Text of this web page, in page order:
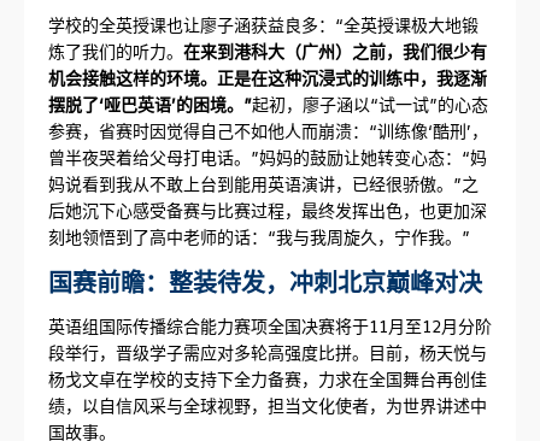
学校的全英授课也让廖子涵获益良多：“全英授课极大地锻
炼了我们的听力。 在来到港科大（广州）之前，我们很少有
机会接触这样的环境。正是在这种沉浸式的训练中，我逐渐
摆脱了‘哑巴英语’的困境。”起初，廖子涵以“试一试”的心态
参赛，省赛时因觉得自己不如他人而崩溃：“训练像‘酷刑’，
曾半夜哭着给父母打电话。”妈妈的鼓励让她转变心态：“妈
妈说看到我从不敢上台到能用英语演讲，已经很骄傲。”之
后她沉下心感受备赛与比赛过程，最终发挥出色，也更加深
刻地领悟到了高中老师的话：“我与我周旋久，宁作我。”
国赛前瞻：整装待发，冲刺北京巅峰对决
英语组国际传播综合能力赛项全国决赛将于11月至12月分阶
段举行，晋级学子需应对多轮高强度比拼。目前，杨天悦与
杨戈文卓在学校的支持下全力备赛，力求在全国舞台再创佳
绩，以自信风采与全球视野，担当文化使者，为世界讲述中
国故事。